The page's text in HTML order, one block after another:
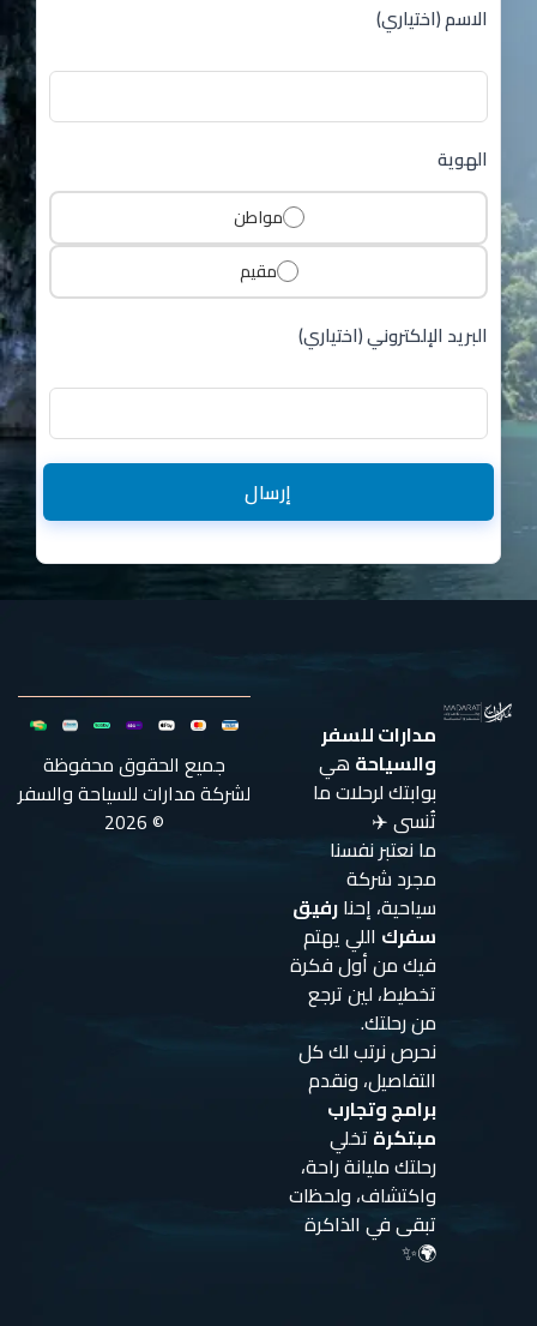
الاسم (اختياري)
الهوية
مواطن
مقيم
البريد الإلكتروني (اختياري)
إرسال
مدارات للسفر
والسياحة هي
بوابتك لرحلات ما
تُنسى ✈️
ما نعتبر نفسنا
مجرد شركة
سياحية، إحنارفيق
سفرك اللي يهتم
فيك من أول فكرة
تخطيط، لين ترجع
من رحلتك.
نحرص نرتب لك كل
التفاصيل، ونقدم
برامج وتجارب
مبتكرة تخلي
رحلتك مليانة راحة،
واكتشاف، ولحظات
تبقى في الذاكرة
🌍✨
جميع الحقوق محفوظة
لشركة مدارات للسياحة والسفر
© 2026